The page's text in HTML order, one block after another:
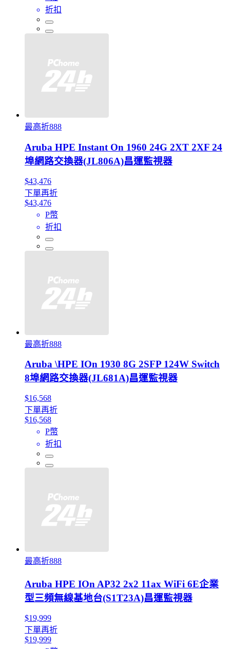
折扣
最高折888
Aruba HPE Instant On 1960 24G 2XT 2XF 24
埠網路交換器(JL806A)昌運監視器
$43,476
下單再折
$43,476
P幣
折扣
最高折888
Aruba \HPE IOn 1930 8G 2SFP 124W Switch
8埠網路交換器(JL681A)昌運監視器
$16,568
下單再折
$16,568
P幣
折扣
最高折888
Aruba HPE IOn AP32 2x2 11ax WiFi 6E企業
型三頻無線基地台(S1T23A)昌運監視器
$19,999
下單再折
$19,999